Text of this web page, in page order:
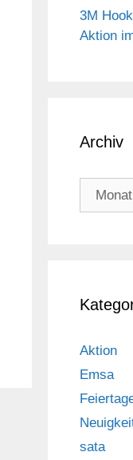
3M
Aktion
Archiv
Archiv
Aktion
Emsa
sata